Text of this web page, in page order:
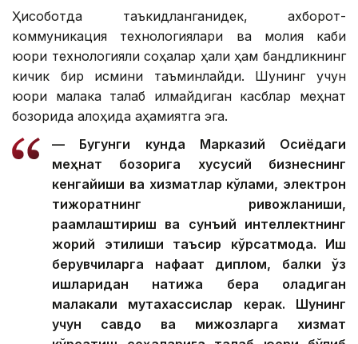
Ҳисоботда таъкидланганидек, ахборот-
коммуникация технологиялари ва молия каби
юқори технологияли соҳалар ҳали ҳам бандликнинг
кичик бир қисмини таъминлайди. Шунинг учун
юқори малака талаб қилмайдиган касблар меҳнат
бозорида алоҳида аҳамиятга эга.
— Бугунги кунда Марказий Осиёдаги
меҳнат бозорига хусусий бизнеснинг
кенгайиши ва хизматлар кўлами, электрон
тижоратнинг ривожланиши,
рақамлаштириш ва сунъий интеллектнинг
жорий этилиши таъсир кўрсатмоқда. Иш
берувчиларга нафақат диплом, балки ўз
ишларидан натижа бера оладиган
малакали мутахассислар керак. Шунинг
учун савдо ва мижозларга хизмат